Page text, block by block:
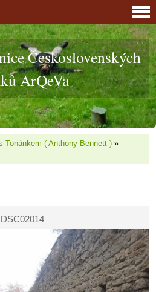
Československých
ArQeVa
Tonánkem ( Anthony Bennett ) »
DSC02014